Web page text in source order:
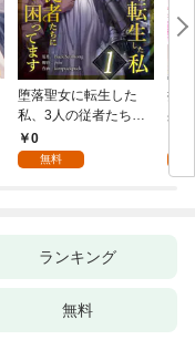
堕落聖女に転生した
私、3人の従者たちに
抱かれて困ってます 第
1話
0
無料
授
身
ランキング
無料